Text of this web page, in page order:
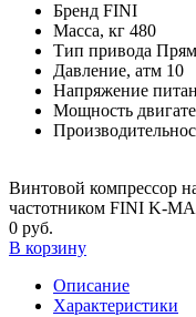
Бренд FINI
Масса, кг 480
Тип привода
Давление, атм 10
Напряжение
Мощность
Винтовой компрессор
частотником FINI K-
0 руб.
В корзину
Описание
Характеристики